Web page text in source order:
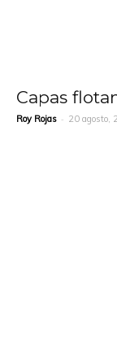
Capas
Roy Rojas - 20 agosto,